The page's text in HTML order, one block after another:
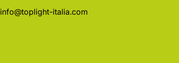
info@toplight-italia.com